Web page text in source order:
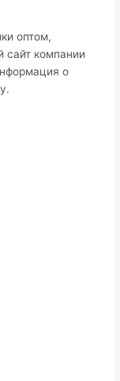
оптом,
сайт компании
о